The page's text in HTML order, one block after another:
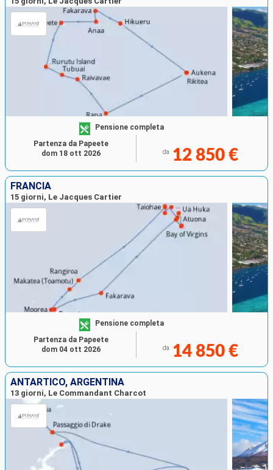
Pensione completa
da 12 850 €
Partenza da Papeete
dom 18 ott 2026
FRANCIA
15 giorni, Le Jacques Cartier
Pensione completa
da 14 850 €
Partenza da Papeete
dom 04 ott 2026
ANTARTICO, ARGENTINA
13 giorni, Le Commandant Charcot